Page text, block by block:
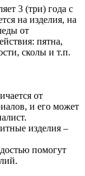
3 (три) года с
на изделия, на
от
пятна,
сколы и т.п.
от
и его может
изделия –
помогут